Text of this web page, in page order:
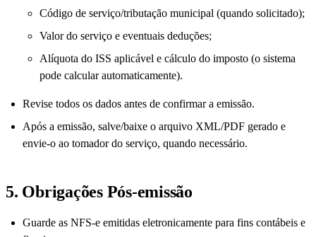
Código de serviço/tributação municipal (quando solicitado);
Valor do serviço e eventuais deduções;
Alíquota do ISS aplicável e cálculo do imposto (o sistema
pode calcular automaticamente).
Revise todos os dados antes de confirmar a emissão.
Após a emissão, salve/baixe o arquivo XML/PDF gerado e
envie-o ao tomador do serviço, quando necessário.
5. Obrigações Pós-emissão
Guarde as NFS-e emitidas eletronicamente para fins contábeis e